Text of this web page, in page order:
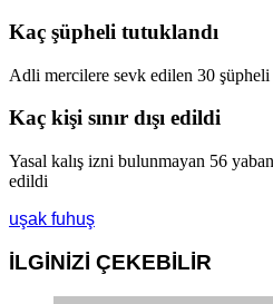
Kaç şüpheli tutuklandı
Adli mercilere sevk edilen 30 şüpheli
Kaç kişi sınır dışı edildi
Yasal kalış izni bulunmayan 56
edildi
uşak fuhuş
İLGİNİZİ ÇEKEBİLİR